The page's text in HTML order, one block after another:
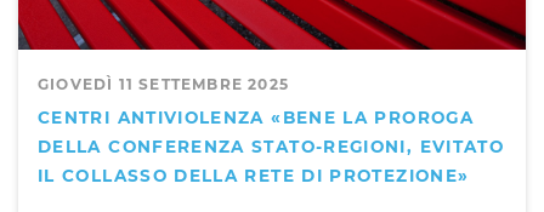
GIOVEDÌ 11 SETTEMBRE 2025
CENTRI ANTIVIOLENZA «BENE LA PROROGA
DELLA CONFERENZA STATO-REGIONI, EVITATO
IL COLLASSO DELLA RETE DI PROTEZIONE»